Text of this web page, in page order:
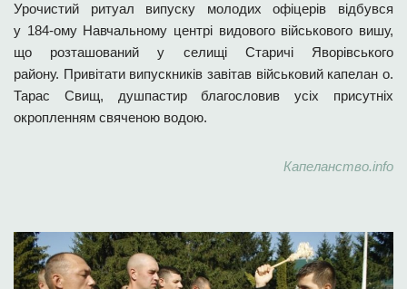
Урочистий ритуал випуску молодих офіцерів відбувся
у 184-ому Навчальному центрі видового військового вишу,
що розташований у селищі Старичі Яворівського
району. Привітати випускників завітав військовий капелан о.
Тарас Свищ, душпастир благословив усіх присутніх
окропленням свяченою водою.
Капеланство.info